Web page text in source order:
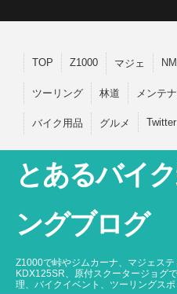
TOP Z1000 マジェ
ツーリング 林道 メンテ
バイク用品 グルメ Twitter
とあるバイ
ングブログ
Z1000で峠やジムカーナ、マジェステ
KDX125SR、原付スクータージョグ
理、バイクイベント、ツーリングス